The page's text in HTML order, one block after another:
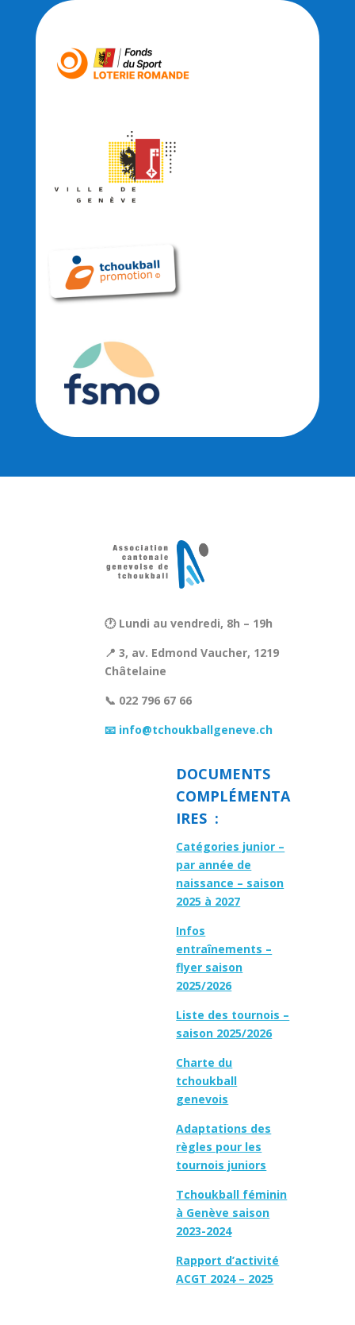
🕐 Lundi au vendredi, 8h – 19h
📍 3, av. Edmond Vaucher, 1219
Châtelaine
📞 022 796 67 66
📧 info@tchoukballgeneve.ch
DOCUMENTS
COMPLÉMENTA
IRES :
Catégories junior –
par année de
naissance – saison
2025 à 2027
Infos
entraînements –
flyer saison
2025/2026
Liste des tournois –
saison 2025/2026
Charte du
tchoukball
genevois
Adaptations des
règles pour les
tournois juniors
Tchoukball féminin
à Genève saison
2023-2024
Rapport d’activité
ACGT 2024 – 2025